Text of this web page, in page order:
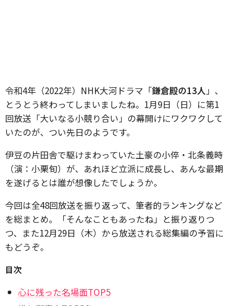
令和4年（2022年）NHK大河ドラマ「鎌倉殿の13人」、
とうとう終わってしまいましたね。1月9日（日）に第1
回放送「大いなる小競り合い」の幕開けにワクワクして
いたのが、つい先日のようです。
伊豆の片田舎で駆けまわっていた土豪の小倅・北条義時
（演：小栗旬）が、あれほど立派に成長し、あんな最期
を遂げるとは誰が想像したでしょうか。
今回は全48回放送を振り返って、筆者的ランキングなど
を総まとめ。「そんなこともあったね」と振り返りつ
つ、また12月29日（木）から放送される総集編の予習に
もどうぞ。
目次
心に残った名場面TOP5